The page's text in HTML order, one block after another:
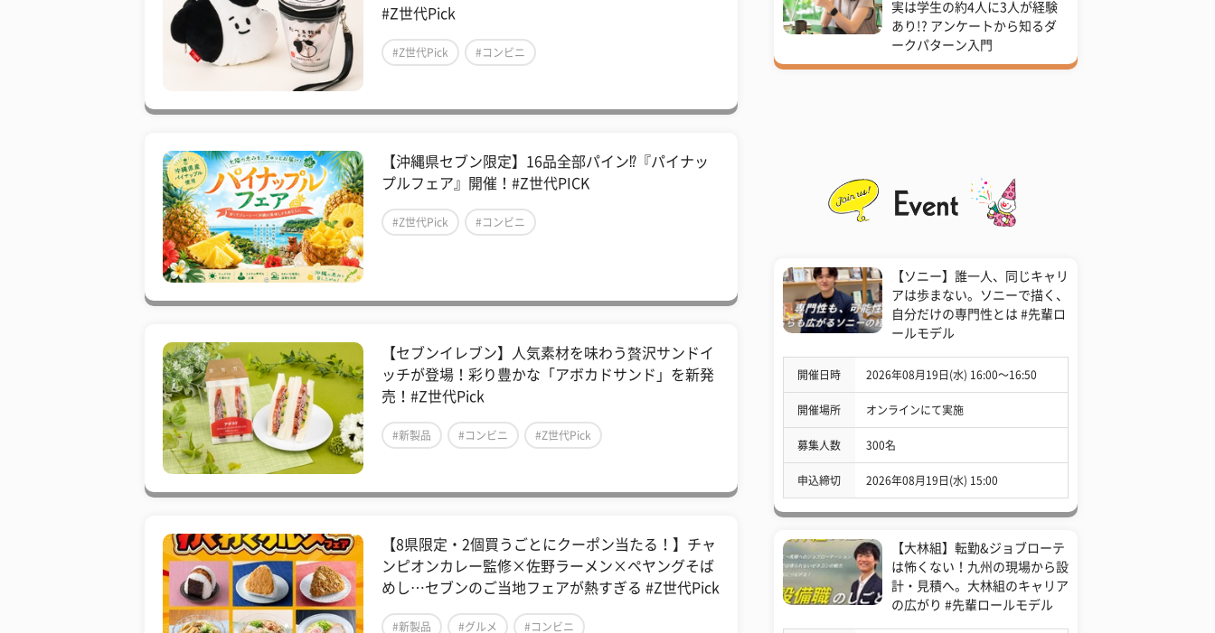
#Z世代Pick
#Z世代Pick #コンビニ
【沖縄県セブン限定】16品全部パイン⁉『パイナッ
プルフェア』開催！#Z世代PICK
#Z世代Pick #コンビニ
【セブンイレブン】人気素材を味わう贅沢サンドイ
ッチが登場！彩り豊かな「アボカドサンド」を新発
売！#Z世代Pick
#新製品 #コンビニ #Z世代Pick
【8県限定・2個買うごとにクーポン当たる！】チャ
ンピオンカレー監修×佐野ラーメン×ペヤングそば
めし…セブンのご当地フェアが熱すぎる #Z世代Pick
#新製品 #グルメ #コンビニ
実は学生の約4人に3人が経験
あり!? アンケートから知るダ
ークパターン入門
【ソニー】誰一人、同じキャリ
アは歩まない。ソニーで描く、
自分だけの専門性とは #先輩ロ
ールモデル
開催日時 2026年08月19日(水) 16:00〜16:50
開催場所 オンラインにて実施
募集人数 300名
申込締切 2026年08月19日(水) 15:00
【大林組】転勤&ジョブローテ
は怖くない！九州の現場から設
計・見積へ。大林組のキャリア
の広がり #先輩ロールモデル